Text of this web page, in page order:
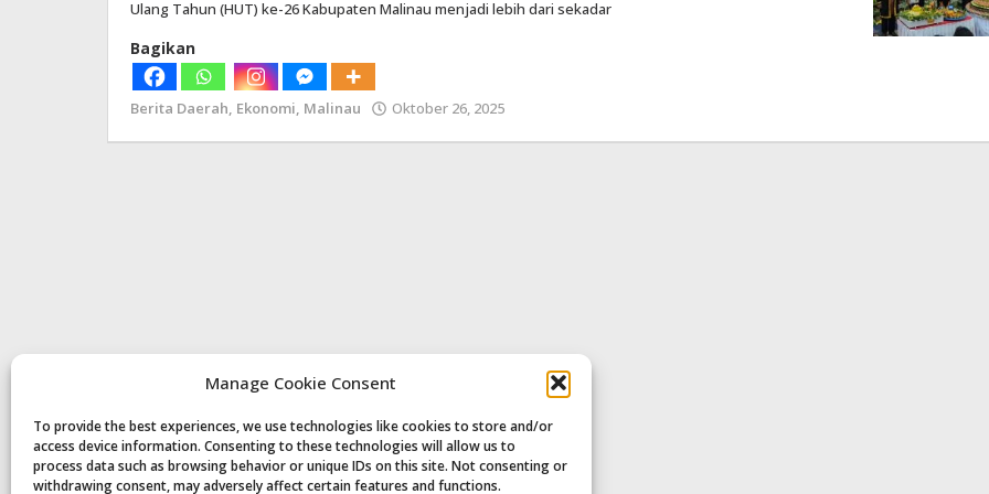
Manage Cookie Consent
To provide the best experiences, we use technologies like cookies to store and/or
access device information. Consenting to these technologies will allow us to
process data such as browsing behavior or unique IDs on this site. Not consenting or
withdrawing consent, may adversely affect certain features and functions.
Ulang Tahun (HUT) ke-26 Kabupaten Malinau menjadi lebih dari sekadar
Bagikan
Berita Daerah, Ekonomi, Malinau Oktober 26, 2025